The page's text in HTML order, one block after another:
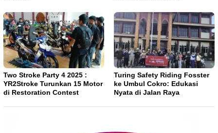
Two Stroke Party 4 2025 :
YR2Stroke Turunkan 15 Motor
di Restoration Contest
Turing Safety Riding Fosster
ke Umbul Cokro: Edukasi
Nyata di Jalan Raya